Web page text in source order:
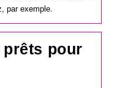
par exemple.
prêts pour